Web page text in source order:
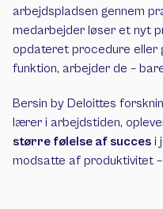
arbejdspladsen gennem
medarbejder løser et nyt
opdateret procedure eller
funktion, arbejder de –
Bersin by Deloittes
lærer i arbejdstiden,
større følelse af succes i
modsatte af produktivitet